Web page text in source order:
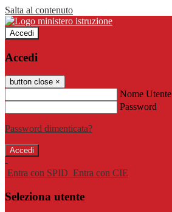
Salta al contenuto
Accedi
Accedi
button close ×
Nome Utente
Password
Password dimenticata?
-
Entra con SPID Entra con CIE
Seleziona utente